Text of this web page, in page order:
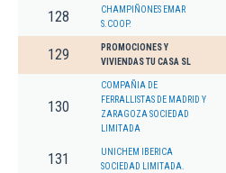
128
CHAMPIÑONES EMAR
S.COOP.
129
PROMOCIONES Y
VIVIENDAS TU CASA SL
130
COMPAÑIA DE
FERRALLISTAS DE MADRID Y
ZARAGOZA SOCIEDAD
LIMITADA
131
UNICHEM IBERICA
SOCIEDAD LIMITADA.